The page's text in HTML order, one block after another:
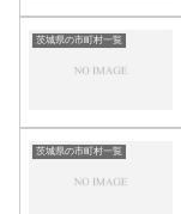
茨城県の市町村一覧
茨城県の市町村一覧